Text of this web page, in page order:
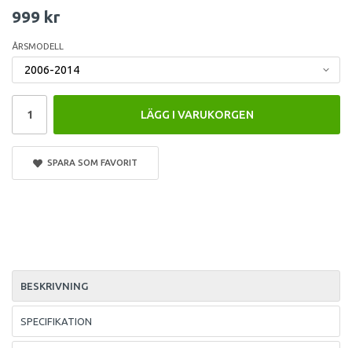
999 kr
ÅRSMODELL
LÄGG I VARUKORGEN
SPARA SOM FAVORIT
BESKRIVNING
SPECIFIKATION